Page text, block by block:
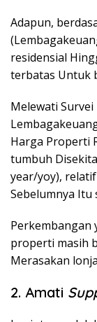
Adapun,
residensial
terbatas Untuk
Melewati Survei
Harga Properti
tumbuh
year/yoy),
Sebelumnya Itu
Perkembangan
properti masih
Merasakan
2. Amati